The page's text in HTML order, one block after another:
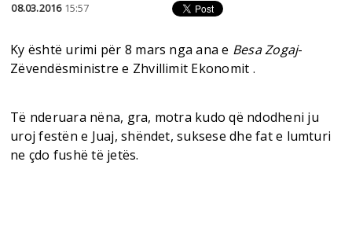
08.03.2016 15:57
Ky është urimi për 8 mars nga ana e Besa Zogaj-
Zëvendësministre e Zhvillimit Ekonomit .
Të nderuara nëna, gra, motra kudo që ndodheni ju
uroj festën e Juaj, shëndet, suksese dhe fat e lumturi
ne çdo fushë të jetës.